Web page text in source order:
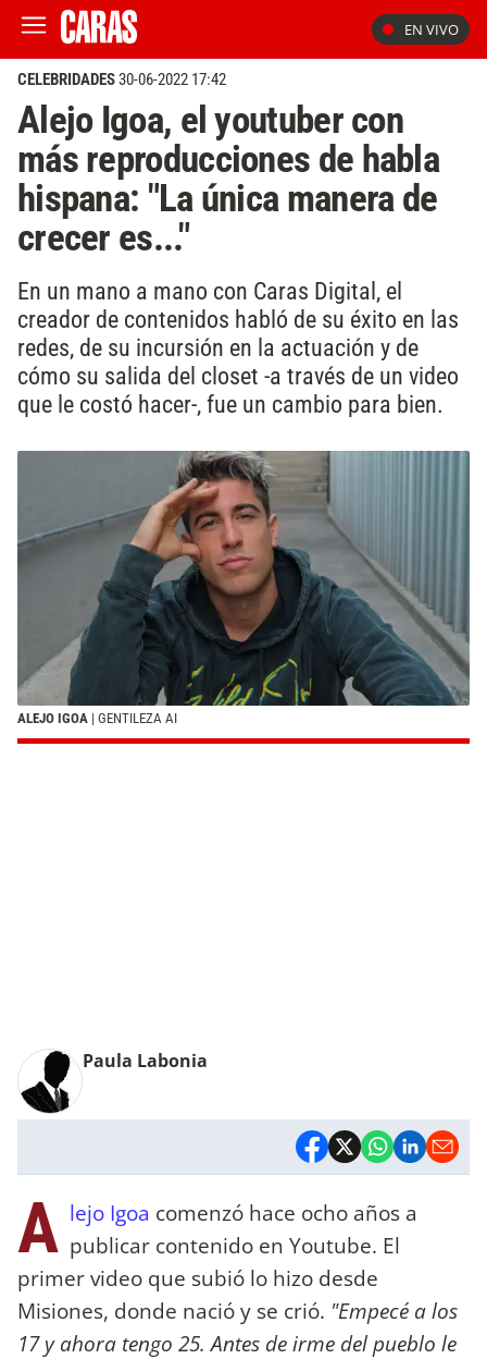
EN VIVO
CELEBRIDADES30-06-2022 17:42
Alejo Igoa, el youtuber con
más reproducciones de habla
hispana: "La única manera de
crecer es..."
En un mano a mano con Caras Digital, el
creador de contenidos habló de su éxito en las
redes, de su incursión en la actuación y de
cómo su salida del closet -a través de un video
que le costó hacer-, fue un cambio para bien.
ALEJO IGOA | GENTILEZA AI
Paula Labonia
A lejo Igoa comenzó hace ocho años a
publicar contenido en Youtube. El
primer video que subió lo hizo desde
Misiones, donde nació y se crió. "Empecé a los
17 y ahora tengo 25. Antes de irme del pueblo le